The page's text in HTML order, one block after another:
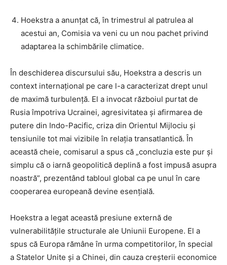
Hoekstra a anunțat că, în trimestrul al patrulea al
acestui an, Comisia va veni cu un nou pachet privind
adaptarea la schimbările climatice.
În deschiderea discursului său, Hoekstra a descris un
context internațional pe care l-a caracterizat drept unul
de maximă turbulență. El a invocat războiul purtat de
Rusia împotriva Ucrainei, agresivitatea și afirmarea de
putere din Indo-Pacific, criza din Orientul Mijlociu și
tensiunile tot mai vizibile în relația transatlantică. În
această cheie, comisarul a spus că „concluzia este pur și
simplu că o iarnă geopolitică deplină a fost impusă asupra
noastră”, prezentând tabloul global ca pe unul în care
cooperarea europeană devine esențială.
Hoekstra a legat această presiune externă de
vulnerabilitățile structurale ale Uniunii Europene. El a
spus că Europa rămâne în urma competitorilor, în special
a Statelor Unite și a Chinei, din cauza creșterii economice